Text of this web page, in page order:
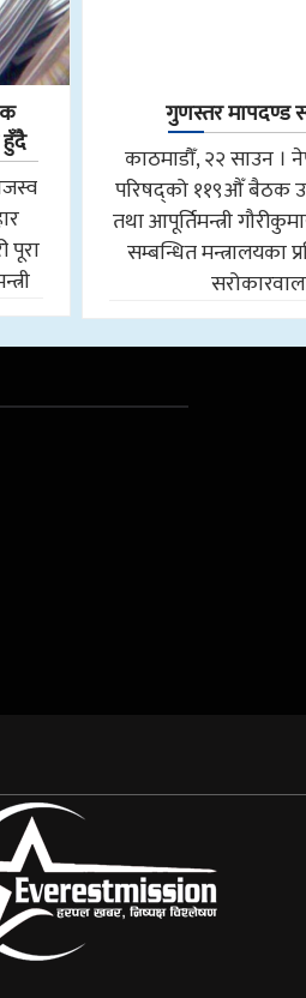
पूरा
गुणस्तर मापदण्ड
काठमाडौँ, २२ साउन ।
परिषद्को ११९औँ बैठक
तथा आपूर्तिमन्त्री
सम्बन्धित मन्त्रालयका